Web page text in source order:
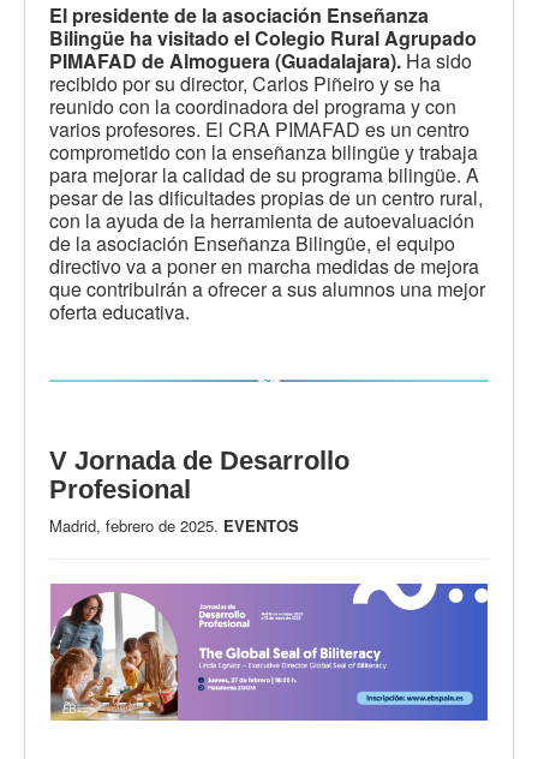
El presidente de la asociación Enseñanza
Bilingüe ha visitado el Colegio Rural Agrupado
PIMAFAD de Almoguera (Guadalajara). Ha sido
recibido por su director, Carlos Piñeiro y se ha
reunido con la coordinadora del programa y con
varios profesores. El CRA PIMAFAD es un centro
comprometido con la enseñanza bilingüe y trabaja
para mejorar la calidad de su programa bilingüe. A
pesar de las dificultades propias de un centro rural,
con la ayuda de la herramienta de autoevaluación
de la asociación Enseñanza Bilingüe, el equipo
directivo va a poner en marcha medidas de mejora
que contribuirán a ofrecer a sus alumnos una mejor
oferta educativa.
V Jornada de Desarrollo
Profesional
Madrid, febrero de 2025. EVENTOS